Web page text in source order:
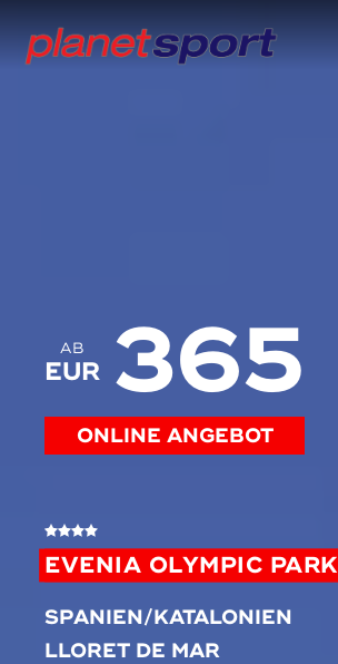
EVENIA OLYMPIC PARK
SPANIEN/KATALONIEN
LLORET DE MAR
AB
EUR 365
ONLINE ANGEBOT